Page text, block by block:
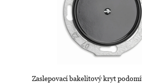
Zaslepovací bakelitový kryt